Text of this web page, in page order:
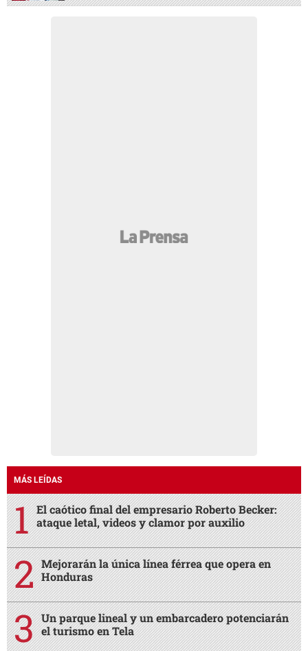
MÁS LEÍDAS
El caótico final del empresario Roberto Becker:
ataque letal, videos y clamor por auxilio
Mejorarán la única línea férrea que opera en
Honduras
Un parque lineal y un embarcadero potenciarán
el turismo en Tela